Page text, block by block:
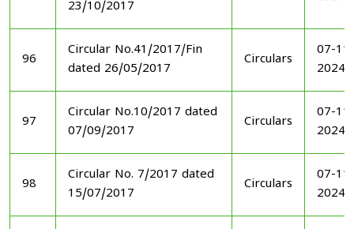
23/10/2017
96
Circular No.41/2017/Fin
dated 26/05/2017
Circulars
07-11-
2024
97
Circular No.10/2017 dated
07/09/2017
Circulars
07-11-
2024
98
Circular No. 7/2017 dated
15/07/2017
Circulars
07-11-
2024